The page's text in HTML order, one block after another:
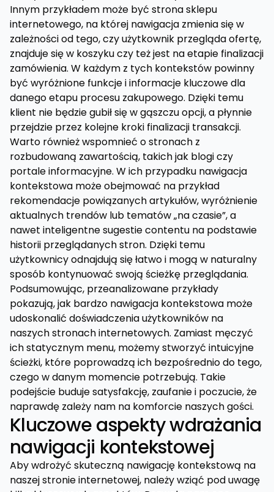
Innym przykładem może być strona sklepu
internetowego, na której nawigacja zmienia się w
zależności od tego, czy użytkownik przegląda ofertę,
znajduje się w koszyku czy też jest na etapie finalizacji
zamówienia. W każdym z tych kontekstów powinny
być wyróżnione funkcje i informacje kluczowe dla
danego etapu procesu zakupowego. Dzięki temu
klient nie będzie gubił się w gąszczu opcji, a płynnie
przejdzie przez kolejne kroki finalizacji transakcji.
Warto również wspomnieć o stronach z
rozbudowaną zawartością, takich jak blogi czy
portale informacyjne. W ich przypadku nawigacja
kontekstowa może obejmować na przykład
rekomendacje powiązanych artykułów, wyróżnienie
aktualnych trendów lub tematów „na czasie”, a
nawet inteligentne sugestie contentu na podstawie
historii przeglądanych stron. Dzięki temu
użytkownicy odnajdują się łatwo i mogą w naturalny
sposób kontynuować swoją ścieżkę przeglądania.
Podsumowując, przeanalizowane przykłady
pokazują, jak bardzo nawigacja kontekstowa może
udoskonalić doświadczenia użytkowników na
naszych stronach internetowych. Zamiast męczyć
ich statycznym menu, możemy stworzyć intuicyjne
ścieżki, które poprowadzą ich bezpośrednio do tego,
czego w danym momencie potrzebują. Takie
podejście buduje satysfakcję, zaufanie i poczucie, że
naprawdę zależy nam na komforcie naszych gości.
Kluczowe aspekty wdrażania
nawigacji kontekstowej
Aby wdrożyć skuteczną nawigację kontekstową na
naszej stronie internetowej, należy wziąć pod uwagę